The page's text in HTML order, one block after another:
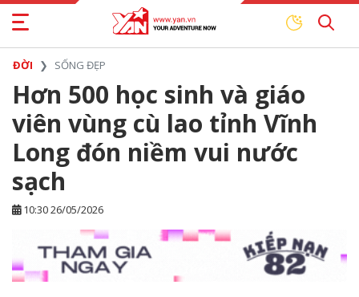
ĐỜI SỐNG ĐẸP
Hơn 500 học sinh và giáo
viên vùng cù lao tỉnh Vĩnh
Long đón niềm vui nước
sạch
10:30 26/05/2026